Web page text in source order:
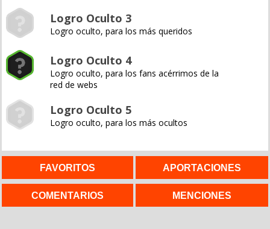
Logro Oculto 3
Logro oculto, para los más queridos
Logro Oculto 4
Logro oculto, para los fans acérrimos de la
red de webs
Logro Oculto 5
Logro oculto, para los más ocultos
FAVORITOS APORTACIONES
COMENTARIOS MENCIONES